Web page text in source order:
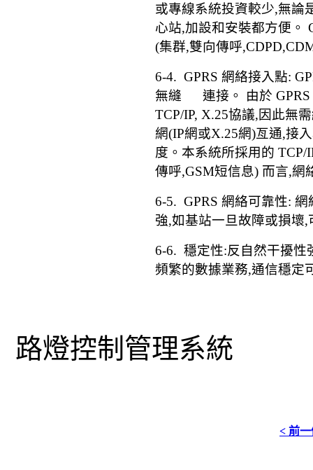
或專線系統投資較少,無論
心站,加設和安裝都方便。
(集群,雙向傳呼
6-4. GPRS網絡接入點:
無縫
連接。 由於
TCP/IP, X.25協議,因此無
網(IP網或X.25網)亙通,接
度。本系統所採用的 TCP/
傳呼,GSM短信息) 而言,網
6-5. GPRS網絡可靠性:網
強,如基站一旦故障或損壞,
6-6.穩定性:反自然干擾性
頻繁的數據業務,通信穩定
路燈控制管理系統
< 前一